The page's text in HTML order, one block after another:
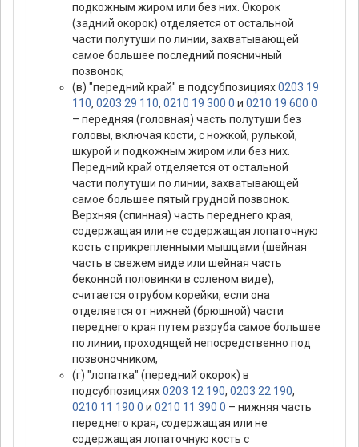
подкожным жиром или без них. Окорок
(задний окорок) отделяется от остальной
части полутуши по линии, захватывающей
самое большее последний поясничный
позвонок;
(в) "передний край" в подсубпозициях0203 19
110, 0203 29 110, 0210 19 300 0 и 0210 19 600 0
– передняя (головная) часть полутуши без
головы, включая кости, с ножкой, рулькой,
шкурой и подкожным жиром или без них.
Передний край отделяется от остальной
части полутуши по линии, захватывающей
самое большее пятый грудной позвонок.
Верхняя (спинная) часть переднего края,
содержащая или не содержащая лопаточную
кость с прикрепленными мышцами (шейная
часть в свежем виде или шейная часть
беконной половинки в соленом виде),
считается отрубом корейки, если она
отделяется от нижней (брюшной) части
переднего края путем разруба самое большее
по линии, проходящей непосредственно под
позвоночником;
(г) "лопатка" (передний окорок) в
подсубпозициях0203 12 190, 0203 22 190,
0210 11 190 0 и 0210 11 390 0 – нижняя часть
переднего края, содержащая или не
содержащая лопаточную кость с